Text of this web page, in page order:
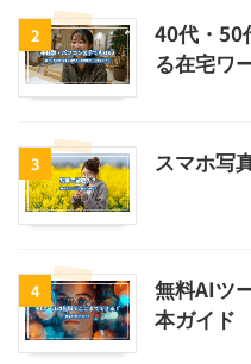
2
40代・50
る在宅ワ
3 スマホ写
4
無料AIツ
本ガイド